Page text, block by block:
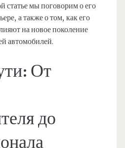
статье мы поговорим о его
а также о том, как его
на новое поколение
автомобилей.
От
до